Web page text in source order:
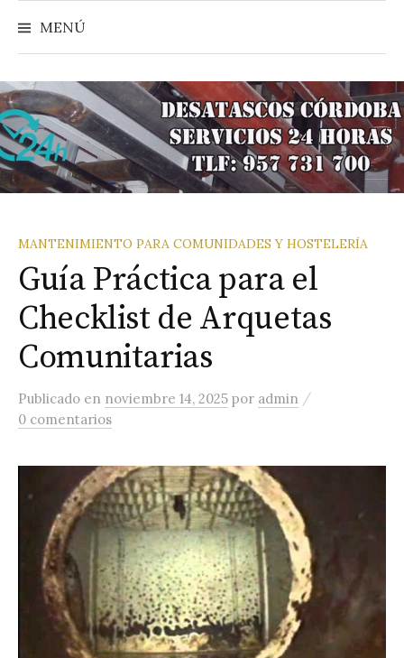
al
contenido
MENÚ
MANTENIMIENTO PARA COMUNIDADES Y HOSTELERÍA
Guía Práctica para el
Checklist de Arquetas
Comunitarias
Publicado en noviembre 14, 2025 por admin /
0 comentarios